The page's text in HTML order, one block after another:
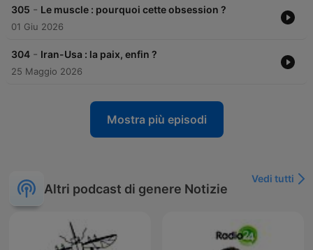
305 - Le muscle : pourquoi cette obsession ?
01 Giu 2026
304 - Iran-Usa : la paix, enfin ?
25 Maggio 2026
Mostra più episodi
Altri podcast di genere Notizie
Vedi tutti